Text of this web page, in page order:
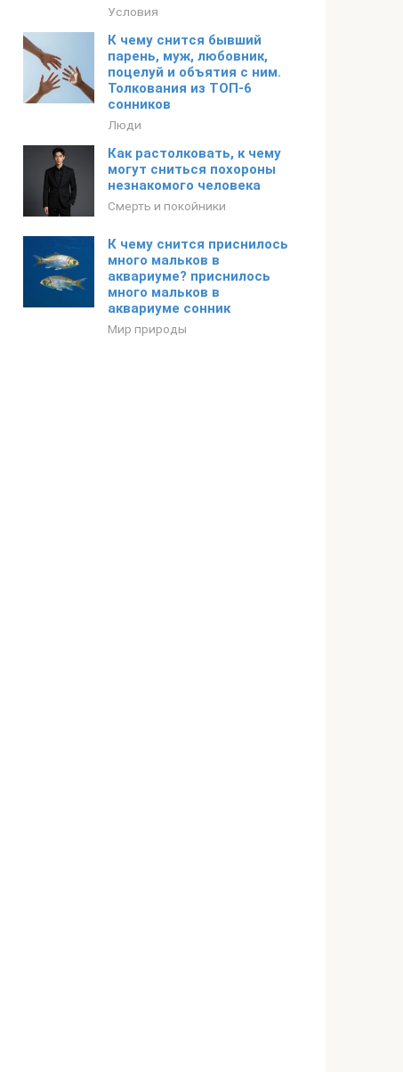
Условия
К чему снится бывший
парень, муж, любовник,
поцелуй и объятия с ним.
Толкования из ТОП-6
сонников
Люди
Как растолковать, к чему
могут сниться похороны
незнакомого человека
Смерть и покойники
К чему снится приснилось
много мальков в
аквариуме? приснилось
много мальков в
аквариуме сонник
Мир природы